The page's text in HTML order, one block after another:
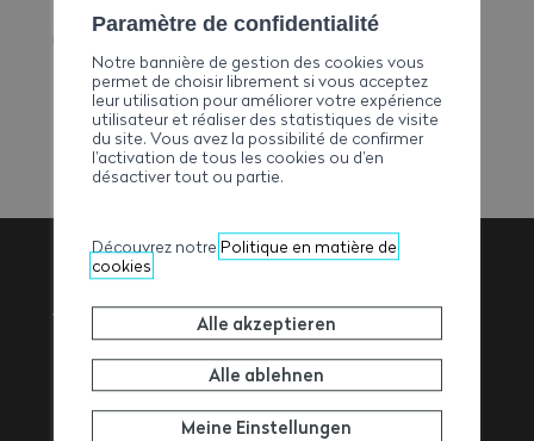
E-Mail
info@uberti.ch
Telefon
+41277222776
Walliser
Baumeisterverband
Paramètre de confidentialité
Notre bannière de gestion des cookies vous
permet de choisir librement si vous acceptez
leur utilisation pour améliorer votre expérience
utilisateur et réaliser des statistiques de visite
du site. Vous avez la possibilité de confirmer
l’activation de tous les cookies ou d’en
désactiver tout ou partie.
Découvrez notre Politique en matière de
cookies
Alle akzeptieren
Alle ablehnen
Meine Einstellungen